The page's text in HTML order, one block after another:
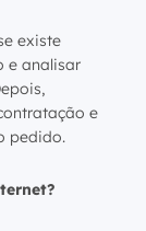
existe
e analisar
e
pedido.